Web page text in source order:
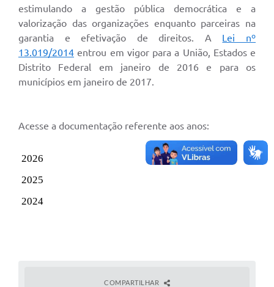
estimulando a gestão pública democrática e a
valorização das organizações enquanto parceiras na
garantia e efetivação de direitos. A Lei nº
13.019/2014 entrou em vigor para a União, Estados e
Distrito Federal em janeiro de 2016 e para os
municípios em janeiro de 2017.
Acesse a documentação referente aos anos:
2026
2025
2024
COMPARTILHAR